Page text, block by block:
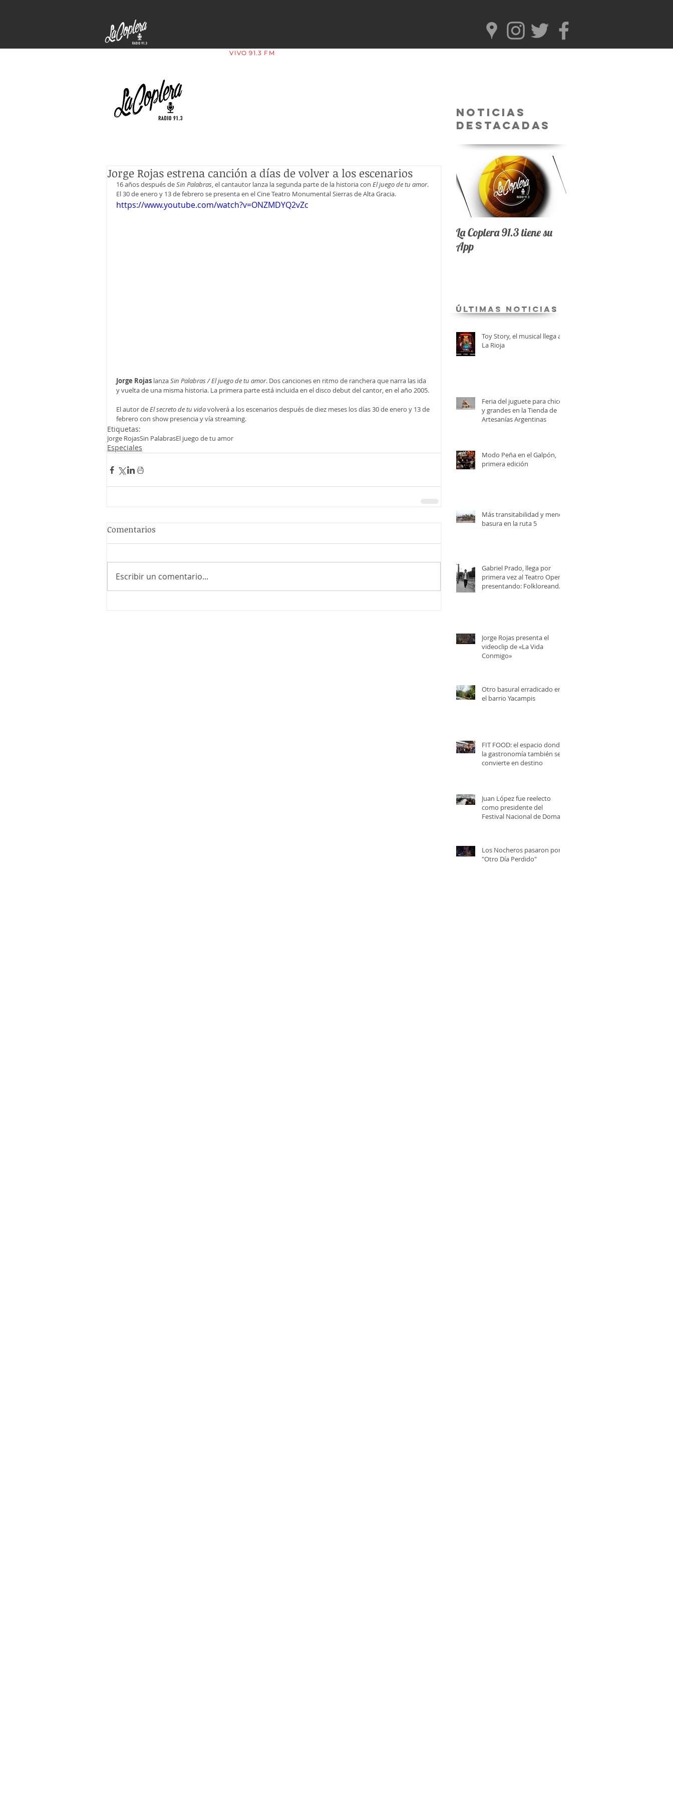
VIVO 91.3 FM
Jorge Rojas estrena canción a días de volver a los escenarios
16 años después de Sin Palabras, el cantautor lanza la segunda parte de la historia con El juego de tu amor.
El 30 de enero y 13 de febrero se presenta en el Cine Teatro Monumental Sierras de Alta Gracia.
https://www.youtube.com/watch?v=ONZMDYQ2vZc
Jorge Rojas lanza Sin Palabras / El juego de tu amor. Dos canciones en ritmo de ranchera que narra las ida
y vuelta de una misma historia. La primera parte está incluida en el disco debut del cantor, en el año 2005.
El autor de El secreto de tu vida volverá a los escenarios después de diez meses los días 30 de enero y 13 de
febrero con show presencia y vía streaming.
Etiquetas:
Jorge RojasSin PalabrasEl juego de tu amor
Especiales
Comentarios
Escribir un comentario...
Noticias
Destacadas
La Coplera 91.3 tiene su
App
últimas Noticias
Toy Story, el musical llega a
La Rioja
Feria del juguete para chicos
y grandes en la Tienda de
Artesanías Argentinas
Modo Peña en el Galpón,
primera edición
Más transitabilidad y menos
basura en la ruta 5
Gabriel Prado, llega por
primera vez al Teatro Opera,
presentando: Folkloreando
Jorge Rojas presenta el
videoclip de «La Vida
Conmigo»
Otro basural erradicado en
el barrio Yacampis
FIT FOOD: el espacio donde
la gastronomía también se
convierte en destino
Juan López fue reelecto
como presidente del
Festival Nacional de Doma y
Los Nocheros pasaron por
"Otro Día Perdido"